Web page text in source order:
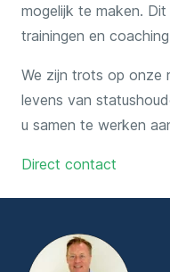
mogelijk te maken.
trainingen en
We zijn trots op onze
levens van
u samen te werken
Direct contact